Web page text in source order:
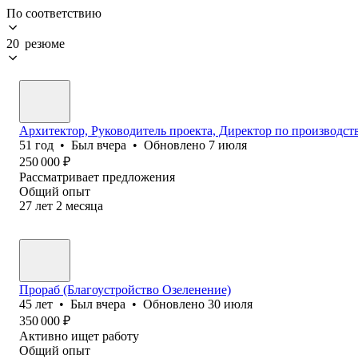
По соответствию
20 резюме
Архитектор, Руководитель проекта, Директор по
51 год • Был вчера • Обновлено 7 июля
250 000 ₽
Рассматривает предложения
Общий опыт
27 лет 2 месяца
Прораб (Благоустройство Озеленение)
45 лет • Был вчера • Обновлено 30 июля
350 000 ₽
Активно ищет работу
Общий опыт